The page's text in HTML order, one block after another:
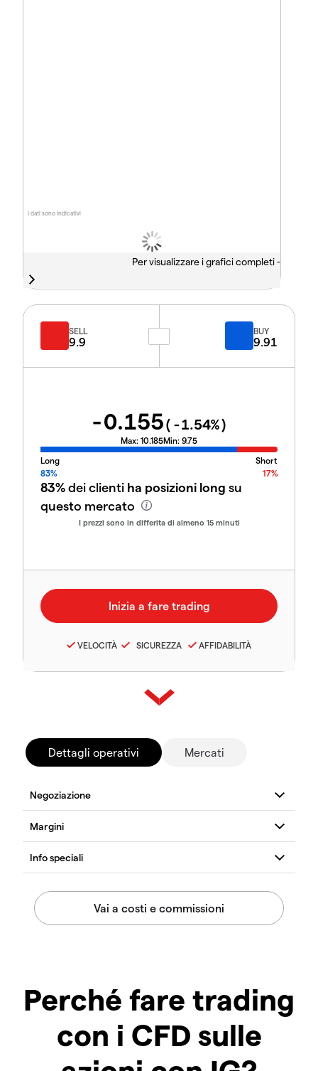
I dati sono indicativi
Per visualizzare i grafici completi -
SELL
9.9
BUY
9.91
-0.155( -1.54%)
Max: 10.185Min: 9.75
Long
Short
83%
17%
83%dei clienti ha posizioni long su
questo mercato
I prezzi sono in differita di almeno 15 minuti
VELOCITÀ SICUREZZA AFFIDABILITÀ
Dettagli operativi Mercati
Perché fare trading
con i CFD sulle